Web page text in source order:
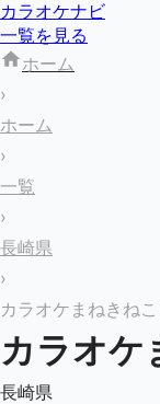
カラオケナビ
一覧を見る
ホーム
›
ホーム
›
一覧
›
長崎県
›
カラオケまねきね
カラオケ
長崎県